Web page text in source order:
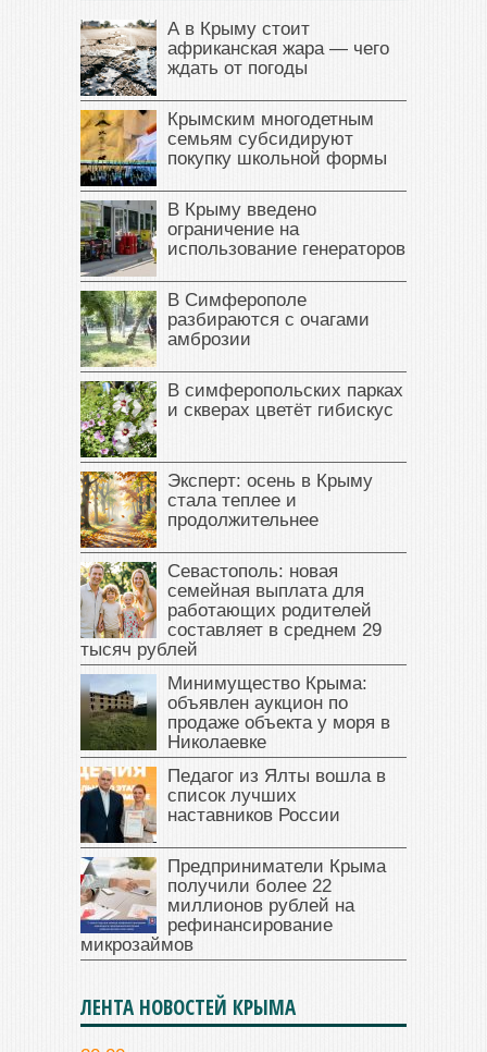
А в Крыму стоит
африканская жара — чего
ждать от погоды
Крымским многодетным
семьям субсидируют
покупку школьной формы
В Крыму введено
ограничение на
использование генераторов
В Симферополе
разбираются с очагами
амброзии
В симферопольских парках
и скверах цветёт гибискус
Эксперт: осень в Крыму
стала теплее и
продолжительнее
Севастополь: новая
семейная выплата для
работающих родителей
составляет в среднем 29
тысяч рублей
Минимущество Крыма:
объявлен аукцион по
продаже объекта у моря в
Николаевке
Педагог из Ялты вошла в
список лучших
наставников России
Предприниматели Крыма
получили более 22
миллионов рублей на
рефинансирование
микрозаймов
ЛЕНТА НОВОСТЕЙ КРЫМА